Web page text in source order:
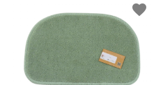
favorite